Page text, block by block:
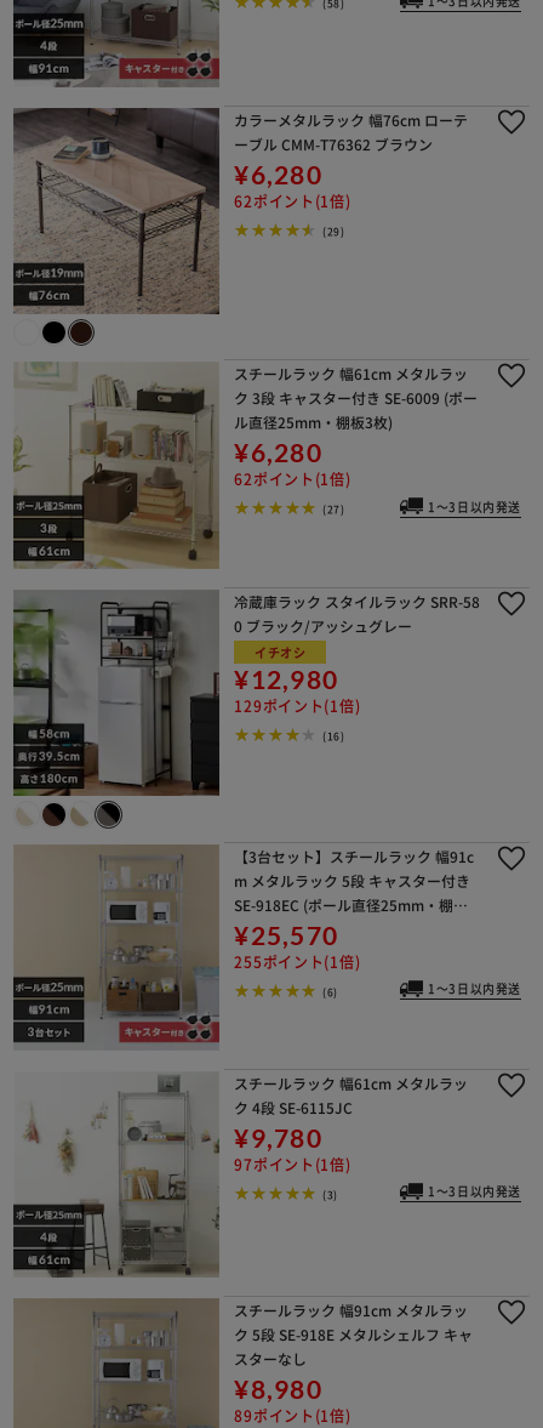
カラーメタルラック 幅76cm ローテ
ーブル CMM-T76362 ブラウン
¥6,280
62ポイント(1倍)
(29)
スチールラック 幅61cm メタルラッ
ク 3段 キャスター付き SE-6009 (ポー
ル直径25mm・棚板3枚)
¥6,280
62ポイント(1倍)
(27) 1～3日以内発送
冷蔵庫ラック スタイルラック SRR-58
0 ブラック/アッシュグレー
イチオシ
¥12,980
129ポイント(1倍)
(16)
【3台セット】スチールラック 幅91c
m メタルラック 5段 キャスター付き
SE-918EC (ポール直径25mm・棚板5
枚)
¥25,570
255ポイント(1倍)
(6) 1～3日以内発送
スチールラック 幅61cm メタルラッ
ク 4段 SE-6115JC
¥9,780
97ポイント(1倍)
(3) 1～3日以内発送
スチールラック 幅91cm メタルラッ
ク 5段 SE-918E メタルシェルフ キャ
スターなし
¥8,980
89ポイント(1倍)